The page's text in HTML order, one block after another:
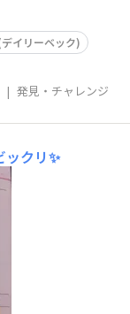
イリーベック)
| 発見・チャレンジ
ックリ✨